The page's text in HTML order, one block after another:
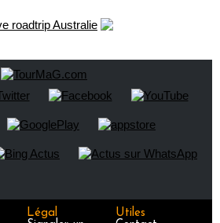
Légal
Utiles